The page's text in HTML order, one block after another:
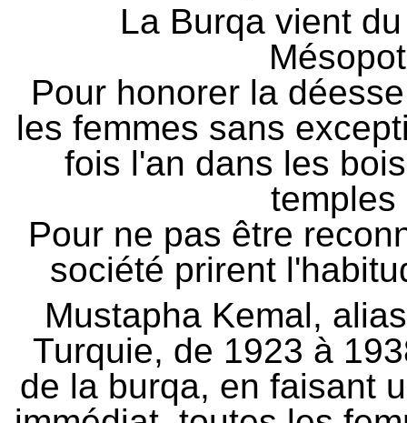
La Burqa vient
Pour honorer la
les femmes sans
fois l'an dans les
temples
Pour ne pas être
société prirent
Mustapha Kemal,
Turquie, de 1923 à
de la burqa, en faisant